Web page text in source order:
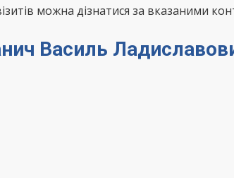
можна дізнатися за вказаними
Василь